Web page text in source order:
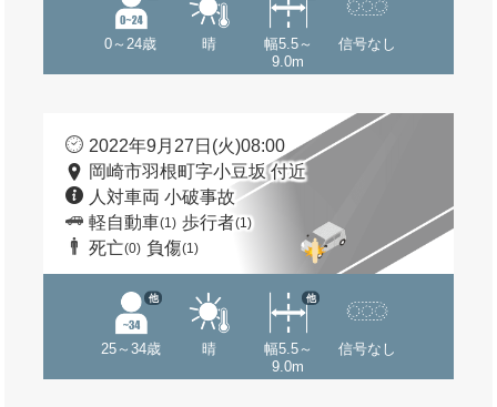
0～24歳 晴
幅5.5～
9.0m
信号なし
2022年9月27日(火)08:00
岡崎市羽根町字小豆坂 付近
人対車両 小破事故
軽自動車(1) 歩行者(1)
死亡(0) 負傷(1)
25～34歳
他
晴
幅5.5～
9.0m
他
信号なし